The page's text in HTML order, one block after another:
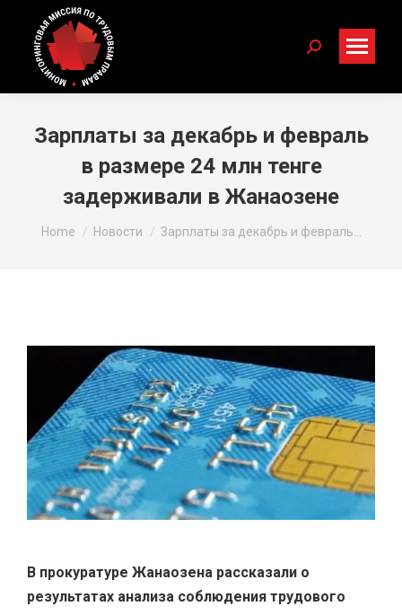
Search:
Зарплаты за декабрь и февраль
в размере 24 млн тенге
задерживали в Жанаозене
You are here:
Home Новости Зарплаты за декабрь и февраль…
В прокуратуре Жанаозена рассказали о
результатах анализа соблюдения трудового